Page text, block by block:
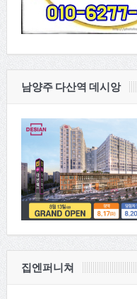
남양주 다산역 데시앙
집엔퍼니쳐